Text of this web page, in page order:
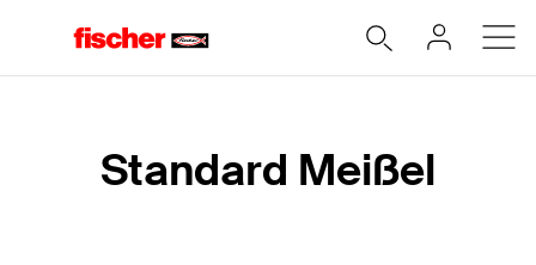
Standard Meißel